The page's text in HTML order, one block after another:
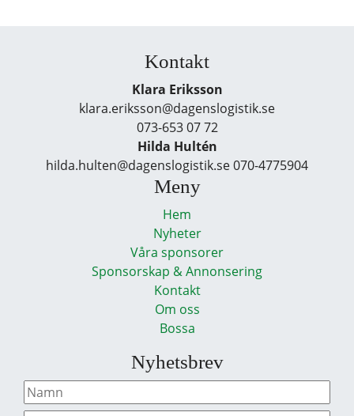
Kontakt
Klara Eriksson
klara.eriksson@dagenslogistik.se
073-653 07 72
Hilda Hultén
hilda.hulten@dagenslogistik.se 070-4775904
Meny
Hem
Nyheter
Våra sponsorer
Sponsorskap & Annonsering
Kontakt
Om oss
Bossa
Nyhetsbrev